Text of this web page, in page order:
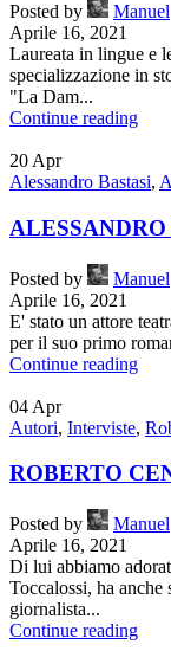
Posted by
Manuel
Aprile 16, 2021
Laureata in lingue e
specializzazione in
"La Dam...
Continue reading
20 Apr
Alessandro Bastasi,
Posted by
Manuel
Aprile 16, 2021
E' stato un attore
per il suo primo
Continue reading
04 Apr
Autori, Interviste,
ROBERTO
Posted by
Manuel
Aprile 16, 2021
Di lui abbiamo
Toccalossi, ha
giornalista...
Continue reading